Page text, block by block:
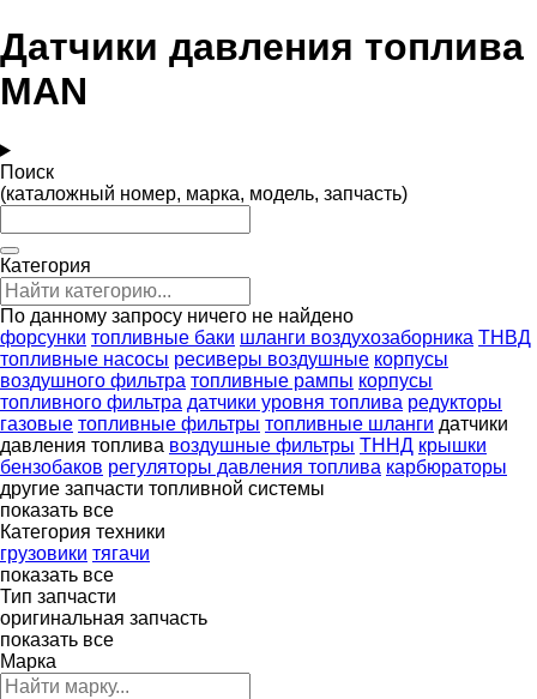
Датчики давления топлива
MAN
Поиск
(каталожный номер, марка, модель, запчасть)
Категория
По данному запросу ничего не найдено
форсунки топливные баки шланги воздухозаборника ТНВД
топливные насосы ресиверы воздушные корпусы
воздушного фильтра топливные рампы корпусы
топливного фильтра датчики уровня топлива редукторы
газовые топливные фильтры топливные шланги датчики
давления топлива воздушные фильтры ТННД крышки
бензобаков регуляторы давления топлива карбюраторы
другие запчасти топливной системы
показать все
Категория техники
грузовики тягачи
показать все
Тип запчасти
оригинальная запчасть
показать все
Марка